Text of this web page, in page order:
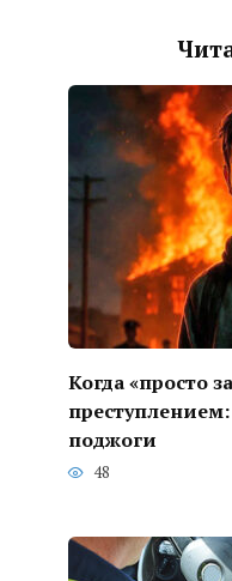
Когда «просто
поджоги
48